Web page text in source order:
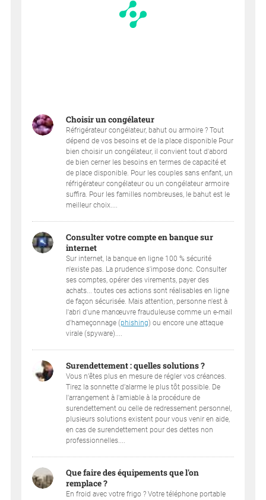
Choisir un congélateur
Réfrigérateur congélateur, bahut ou armoire ? Tout
dépend de vos besoins et de la place disponible Pour
bien choisir un congélateur, il convient tout d'abord
de bien cerner les besoins en termes de capacité et
de place disponible. Pour les couples sans enfant, un
réfrigérateur congélateur ou un congélateur armoire
suffira. Pour les familles nombreuses, le bahut est le
meilleur choix....
Consulter votre compte en banque sur
internet
Sur internet, la banque en ligne 100 % sécurité
n'existe pas. La prudence s'impose donc. Consulter
ses comptes, opérer des virements, payer des
achats... toutes ces actions sont réalisables en ligne
de façon sécurisée. Mais attention, personne n'est à
l'abri d'une manœuvre frauduleuse comme un e-mail
d'hameçonnage (phishing) ou encore une attaque
virale (spyware)....
Surendettement : quelles solutions ?
Vous n’êtes plus en mesure de régler vos créances.
Tirez la sonnette d’alarme le plus tôt possible. De
l'arrangement à l'amiable à la procédure de
surendettement ou celle de redressement personnel,
plusieurs solutions existent pour vous venir en aide,
en cas de surendettement pour des dettes non
professionnelles....
Que faire des équipements que l'on
remplace ?
En froid avec votre frigo ? Votre téléphone portable